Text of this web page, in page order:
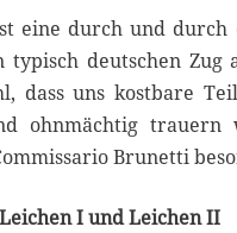
eine durch und durch
typisch deutschen Zug
dass uns kostbare
ohnmächtig
Brunetti
I und Leichen II